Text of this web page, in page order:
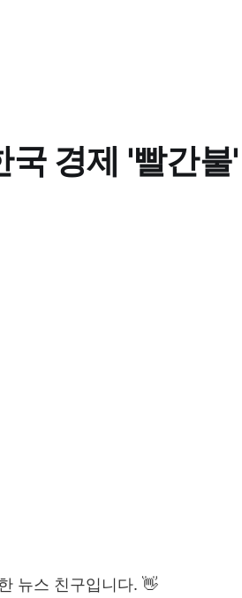
경제 '빨간불
뉴스 친구입니다. 👋